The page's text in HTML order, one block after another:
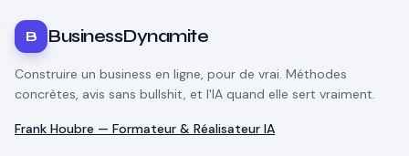
B BusinessDynamite
Construire un business en ligne, pour de vrai. Méthodes
concrètes, avis sans bullshit, et l'IA quand elle sert vraiment.
Frank Houbre — Formateur & Réalisateur IA